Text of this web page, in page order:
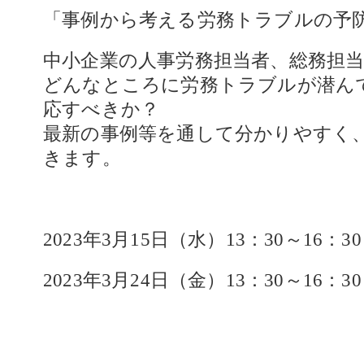
「事例から考える労務トラブルの予
中小企業の人事労務担当者、総務担
どんなところに労務トラブルが潜
応すべきか？
最新の事例等を通して分かりやすく
きます。
2023年3月15日（水）13：30～16：
2023年3月24日（金）13：30～16：